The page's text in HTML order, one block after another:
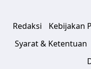
Redaksi Kebijakan
Syarat & Ketentuan